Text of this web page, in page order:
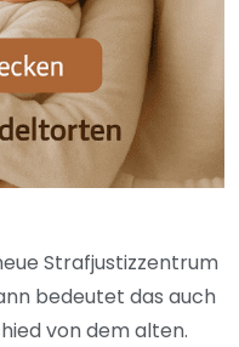
Strafjustizzentrum
bedeutet das auch
von dem alten.